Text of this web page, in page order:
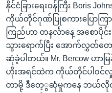
နိုင်ငံခြားရေးဝန်ကြီး Boris
ကိုယ်တိုင်ဂုဏ်ပြုစကားပြောကြာ
ကြည်ဟာ တနင်္လာနေ့ အစောပို
သွားရောက်ပြီး အောက်လွှတ်တော်
ဆုံခဲ့ပါတယ်။ Mr. Bercow ဟ
ဟိုးအရင်ထဲက ကိုယ်တိုင်ပါဝင်လှု
တာမို့ ဒီတေ့ွဆုံမှုကနေ ဘယ်လိုထူ